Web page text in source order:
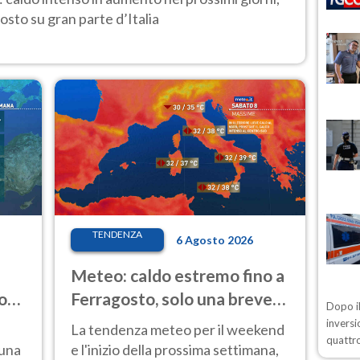
su gran parte d’Italia
TENDENZA 6 Agosto 2026
Meteo: caldo estremo fino a
Ferragosto, solo una breve
pausa. Ecco dove
La tendenza meteo per il weekend
e l'inizio della prossima settimana,
Dopo